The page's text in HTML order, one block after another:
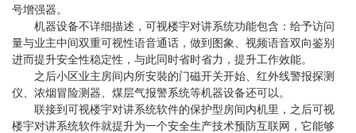
号增强器。
机器设备不详细描述，可视楼宇对讲系统功能包含：给予访问
量与业主中间双重可视性语音通话，做到图象、视频语音双向鉴别
进而提升安全性稳定性，与此同时省时省力，提升工作效能。
之后小区业主房间内所安裝的门磁开关开始、红外线警报探测
仪、浓烟冒险测器、煤层气报警系统等机器设备还可以。
联接到可视楼宇对讲系统软件的保护型房间内机里，之后可视
楼宇对讲系统软件就提升为一个安全生产技术预防互联网，它能够